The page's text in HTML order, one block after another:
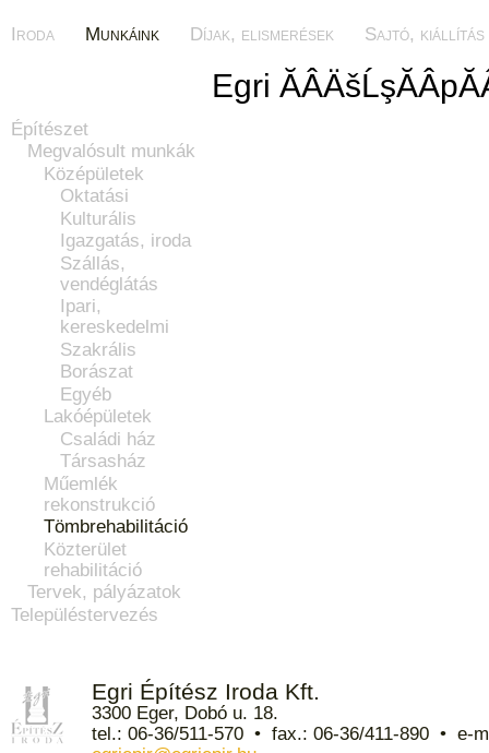
Iroda Munkáink Díjak, elismerések Sajtó, kiállítás
Építészet
Megvalósult munkák
Középületek
Oktatási
Kulturális
Igazgatás, iroda
Szállás,
vendéglátás
Ipari,
kereskedelmi
Szakrális
Borászat
Egyéb
Lakóépületek
Családi ház
Társasház
Műemlék
rekonstrukció
Tömbrehabilitáció
Közterület
rehabilitáció
Tervek, pályázatok
Településtervezés
Egri
Egri Építész Iroda Kft.
3300 Eger, Dobó u. 18.
tel.: 06-36/511-570 • fax.: 06-36/411-890 • e-